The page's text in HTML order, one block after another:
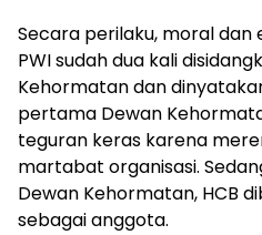
Secara perilaku, moral dan
PWI sudah dua kali
Kehormatan dan
pertama Dewan
teguran keras karena
martabat organisasi.
Dewan Kehormatan, HCB
sebagai anggota.